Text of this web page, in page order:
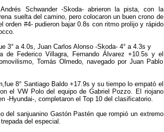
Schwander -Skoda- abrieron la pista, con la
suelta del camino, pero colocaron un buen crono de
orden #4- pudieron bajar 0.8s con ritmo prolijo y rápido
3° a 4.0s, Juan Carlos Alonso -Skoda- 4° a 4.3s y
de Federico Villagra, Fernando Álvarez +10.5s y el
Tomás Olmedo, navegado por Juan Pablo
8° Santiago Baldo +17.9s y su tiempo lo empató el
el VW Polo del equipo de Gabriel Pozzo. El riojano
-Hyundai-, completaron el Top 10 del clasificatorio.
del sanjuanino Gastón Pastén que rompió un extremo
del especial.